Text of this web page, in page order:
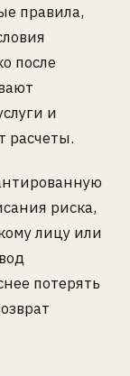
правила,
после
и
расчеты.
риска,
лицу или
потерять